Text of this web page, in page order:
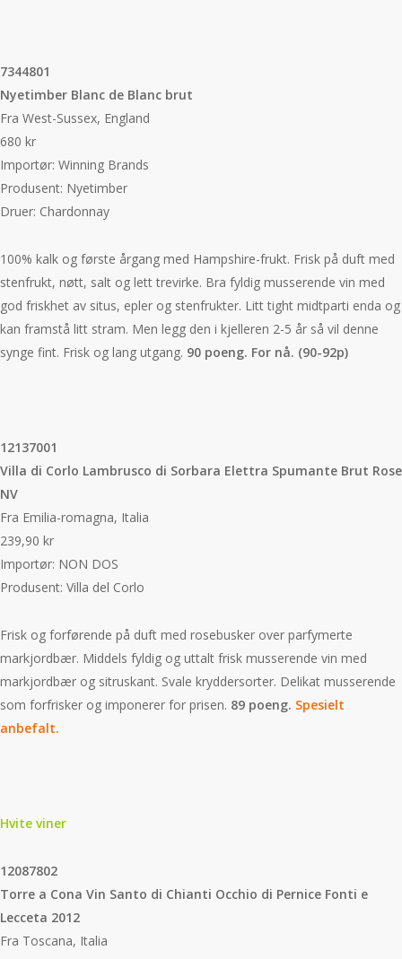
7344801
Nyetimber Blanc de Blanc brut
Fra West-Sussex, England
680 kr
Importør: Winning Brands
Produsent: Nyetimber
Druer: Chardonnay
100% kalk og første årgang med Hampshire-frukt. Frisk på duft med
stenfrukt, nøtt, salt og lett trevirke. Bra fyldig musserende vin med
god friskhet av situs, epler og stenfrukter. Litt tight midtparti enda og
kan framstå litt stram. Men legg den i kjelleren 2-5 år så vil denne
synge fint. Frisk og lang utgang. 90 poeng. For nå. (90-92p)
12137001
Villa di Corlo Lambrusco di Sorbara Elettra Spumante Brut Rose
NV
Fra Emilia-romagna, Italia
239,90 kr
Importør: NON DOS
Produsent: Villa del Corlo
Frisk og forførende på duft med rosebusker over parfymerte
markjordbær. Middels fyldig og uttalt frisk musserende vin med
markjordbær og sitruskant. Svale kryddersorter. Delikat musserende
som forfrisker og imponerer for prisen. 89 poeng. Spesielt
anbefalt.
Hvite viner
12087802
Torre a Cona Vin Santo di Chianti Occhio di Pernice Fonti e
Lecceta 2012
Fra Toscana, Italia